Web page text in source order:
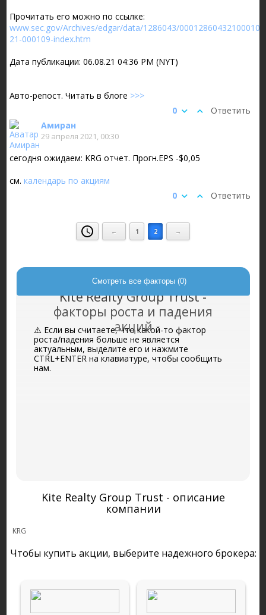
Прочитать его можно по ссылке:
www.sec.gov/Archives/edgar/data/1286043/
21-000109-index.htm
Дата публикации: 06.08.21 04:36 PM (NYT)
Авто-репост. Читать в блоге >>>
Ответить
0
Амиран
29 апреля 2021, 00:30
сегодня ожидаем: KRG отчет. Прогн.EPS -$0,05
см.календарь по акциям
Ответить
0
← 1 2 →
Kite Realty Group Trust -
факторы роста и падения
акций
Смотреть все факторы (0)
⚠️ Если вы считаете, что какой-то фактор
роста/падения больше не является
актуальным, выделите его и нажмите
CTRL+ENTER на клавиатуре, чтобы сообщить
нам.
Kite Realty Group Trust - описание
компании
KRG
Чтобы купить акции, выберите надежного брокера: